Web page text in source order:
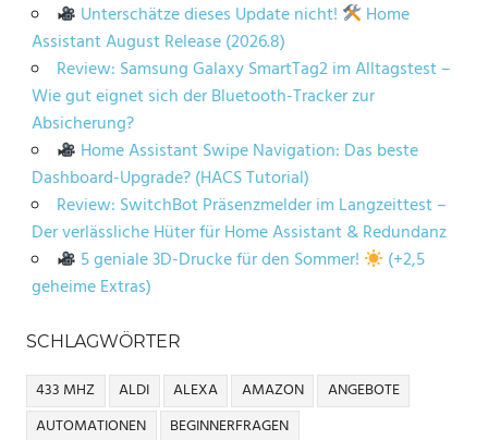
Unterschätze dieses Update nicht!
Home
Assistant August Release (2026.8)
Review: Samsung Galaxy SmartTag2 im Alltagstest –
Wie gut eignet sich der Bluetooth-Tracker zur
Absicherung?
Home Assistant Swipe Navigation: Das beste
Dashboard-Upgrade? (HACS Tutorial)
Review: SwitchBot Präsenzmelder im Langzeittest –
Der verlässliche Hüter für Home Assistant & Redundanz
5 geniale 3D-Drucke für den Sommer!
(+2,5
geheime Extras)
SCHLAGWÖRTER
433 MHZ ALDI ALEXA AMAZON
ANGEBOTE
AUTOMATIONEN
BEGINNERFRAGEN